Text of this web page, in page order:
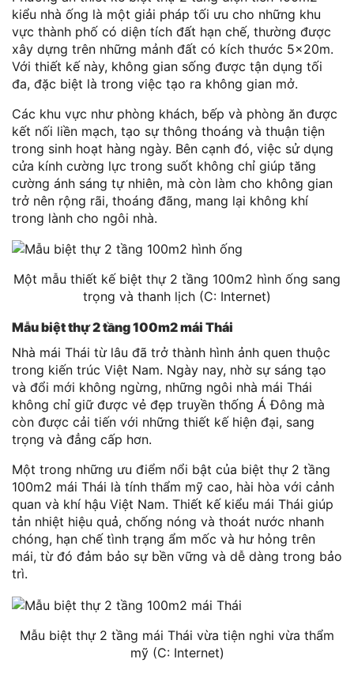
kiểu nhà ống là một giải pháp tối ưu cho những khu
vực thành phố có diện tích đất hạn chế, thường được
xây dựng trên những mảnh đất có kích thước 5x20m.
Với thiết kế này, không gian sống được tận dụng tối
đa, đặc biệt là trong việc tạo ra không gian mở.
Các khu vực như phòng khách, bếp và phòng ăn được
kết nối liền mạch, tạo sự thông thoáng và thuận tiện
trong sinh hoạt hàng ngày. Bên cạnh đó, việc sử dụng
cửa kính cường lực trong suốt không chỉ giúp tăng
cường ánh sáng tự nhiên, mà còn làm cho không gian
trở nên rộng rãi, thoáng đãng, mang lại không khí
trong lành cho ngôi nhà.
Một mẫu thiết kế biệt thự 2 tầng 100m2 hình ống sang
trọng và thanh lịch (C: Internet)
Mẫu biệt thự 2 tầng 100m2 mái Thái
Nhà mái Thái từ lâu đã trở thành hình ảnh quen thuộc
trong kiến trúc Việt Nam. Ngày nay, nhờ sự sáng tạo
và đổi mới không ngừng, những ngôi nhà mái Thái
không chỉ giữ được vẻ đẹp truyền thống Á Đông mà
còn được cải tiến với những thiết kế hiện đại, sang
trọng và đẳng cấp hơn.
Một trong những ưu điểm nổi bật của biệt thự 2 tầng
100m2 mái Thái là tính thẩm mỹ cao, hài hòa với cảnh
quan và khí hậu Việt Nam. Thiết kế kiểu mái Thái giúp
tản nhiệt hiệu quả, chống nóng và thoát nước nhanh
chóng, hạn chế tình trạng ẩm mốc và hư hỏng trên
mái, từ đó đảm bảo sự bền vững và dễ dàng trong bảo
trì.
Mẫu biệt thự 2 tầng mái Thái vừa tiện nghi vừa thẩm
mỹ (C: Internet)